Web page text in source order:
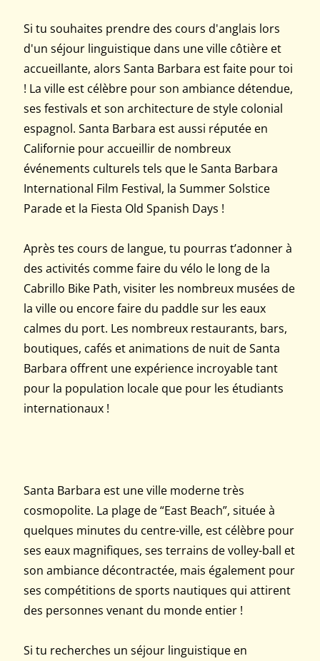
Si tu souhaites prendre des cours d'anglais lors
d'un séjour linguistique dans une ville côtière et
accueillante, alors Santa Barbara est faite pour toi
! La ville est célèbre pour son ambiance détendue,
ses festivals et son architecture de style colonial
espagnol. Santa Barbara est aussi réputée en
Californie pour accueillir de nombreux
événements culturels tels que le Santa Barbara
International Film Festival, la Summer Solstice
Parade et la Fiesta Old Spanish Days !
Après tes cours de langue, tu pourras t’adonner à
des activités comme faire du vélo le long de la
Cabrillo Bike Path, visiter les nombreux musées de
la ville ou encore faire du paddle sur les eaux
calmes du port. Les nombreux restaurants, bars,
boutiques, cafés et animations de nuit de Santa
Barbara offrent une expérience incroyable tant
pour la population locale que pour les étudiants
internationaux !
Santa Barbara est une ville moderne très
cosmopolite. La plage de “East Beach”, située à
quelques minutes du centre-ville, est célèbre pour
ses eaux magnifiques, ses terrains de volley-ball et
son ambiance décontractée, mais également pour
ses compétitions de sports nautiques qui attirent
des personnes venant du monde entier !
Si tu recherches un séjour linguistique en